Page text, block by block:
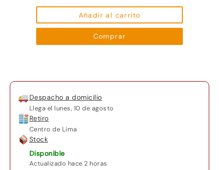
12.8V
65/45W
P29t
Añadir al carrito
Comprar
Despacho a domicilio
Llega el lunes, 10 de agosto
Retiro
Centro de Lima
Stock
Disponible
Actualizado hace 2 horas